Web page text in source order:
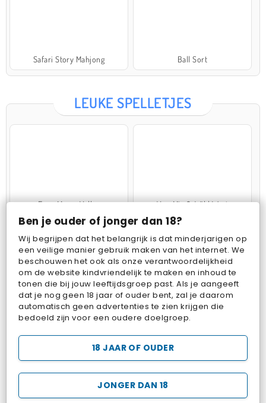
Ben je ouder of jonger dan 18?
Wij begrijpen dat het belangrijk is dat minderjarigen op
een veilige manier gebruik maken van het internet. We
beschouwen het ook als onze verantwoordelijkheid
om de website kindvriendelijk te maken en inhoud te
tonen die bij jouw leeftijdsgroep past. Als je aangeeft
dat je nog geen 18 jaar of ouder bent, zal je daarom
automatisch geen advertenties te zien krijgen die
bedoeld zijn voor een oudere doelgroep.
JONGER DAN 18
18 JAAR OF OUDER
Safari Story Mahjong Ball Sort
LEUKE SPELLETJES
Farm Merge Valley VegaMix 2: Wild West
Pop Fruit Bubbits
Hospital Surgeon Doctor Game Potion Sort